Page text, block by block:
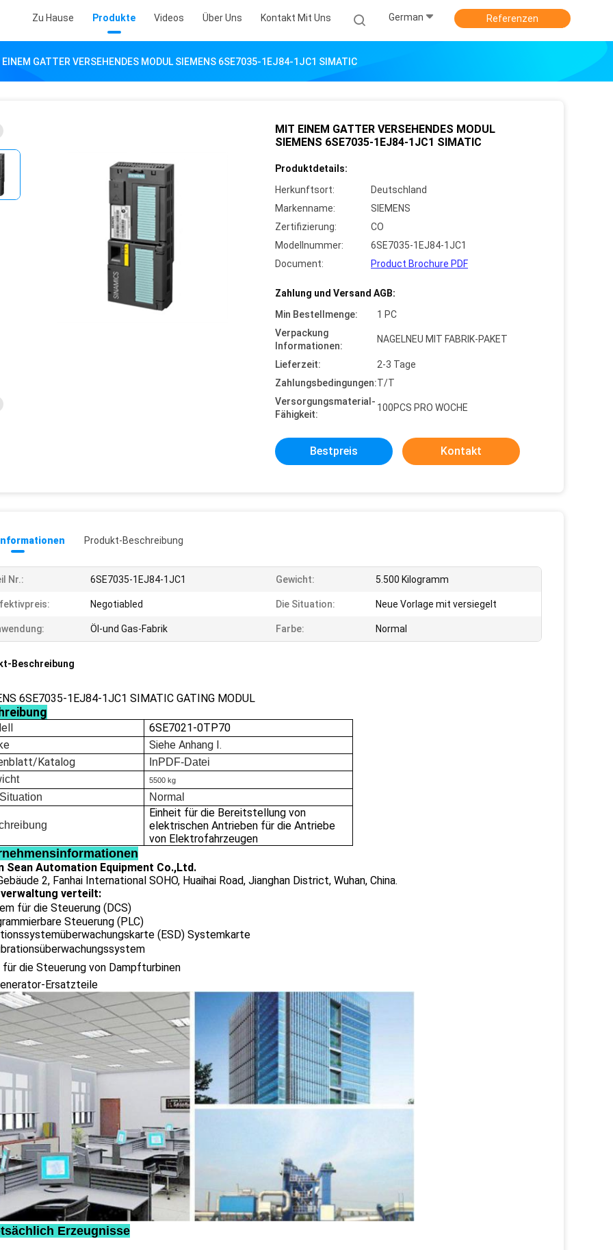
Zu Hause Produkte Videos Über Uns Kontakt Mit Uns German Referenzen
GATTER VERSEHENDES MODUL SIEMENS 6SE7035-1EJ84-1JC1 SIMATIC
MIT EINEM GATTER VERSEHENDES MODUL
SIEMENS 6SE7035-1EJ84-1JC1 SIMATIC
Produktdetails:
Herkunftsort:
Deutschland
Markenname:
SIEMENS
Zertifizierung:
CO
Modellnummer:
6SE7035-1EJ84-1JC1
Document:
Product Brochure PDF
Zahlung und Versand AGB:
Min Bestellmenge:
1 PC
Verpackung
Informationen:
NAGELNEU MIT FABRIK-PAKET
Lieferzeit:
2-3 Tage
Zahlungsbedingungen:T/T
Versorgungsmaterial-
Fähigkeit:
100PCS PRO WOCHE
Bestpreis Kontakt
Produkt-Beschreibung
Nr.: 6SE7035-1EJ84-1JC1 Gewicht: 5.500 Kilogramm
Negotiabled Die Situation: Neue Vorlage mit versiegelt
Öl-und Gas-Fabrik Farbe: Normal
Beschreibung
6SE7035-1EJ84-1JC1 SIMATIC GATING MODUL
6SE7021-0TP70
Siehe Anhang I.
Katalog
InPDF-Datei
5500 kg
Normal
Einheit für die Bereitstellung von
elektrischen Antrieben für die Antriebe
von Elektrofahrzeugen
Sean Automation Equipment Co.,Ltd.
2, Fanhai International SOHO, Huaihai Road, Jianghan District, Wuhan, China.
verteilt:
für die Steuerung (DCS)
Steuerung (PLC)
(ESD) Systemkarte
für die Steuerung von Dampfturbinen
Ersatzteile
Erzeugnisse